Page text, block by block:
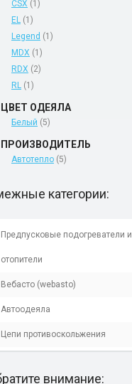
CSX (1)
EL (1)
Legend (1)
MDX (1)
RDX (2)
RL (1)
ЦВЕТ ОДЕЯЛА
Белый (5)
ПРОИЗВОДИТЕЛЬ
Автотепло (5)
категории:
Предпусковые подогреватели и
отопители
Вебасто (webasto)
Автоодеяла
Цепи противоскольжения
внимание: